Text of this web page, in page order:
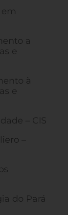
a
e
à
e
– CIS
–
do Pará